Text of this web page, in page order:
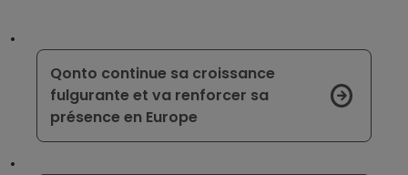
Qonto continue sa croissance
fulgurante et va renforcer sa
présence en Europe